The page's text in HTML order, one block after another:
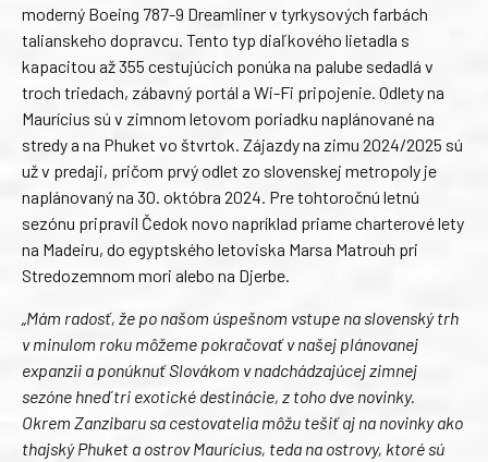
moderný Boeing 787-9 Dreamliner v tyrkysových farbách
talianskeho dopravcu. Tento typ diaľkového lietadla s
kapacitou až 355 cestujúcich ponúka na palube sedadlá v
troch triedach, zábavný portál a Wi-Fi pripojenie. Odlety na
Maurícius sú v zimnom letovom poriadku naplánované na
stredy a na Phuket vo štvrtok. Zájazdy na zimu 2024/2025 sú
už v predaji, pričom prvý odlet zo slovenskej metropoly je
naplánovaný na 30. októbra 2024. Pre tohtoročnú letnú
sezónu pripravil Čedok novo napríklad priame charterové lety
na Madeiru, do egyptského letoviska Marsa Matrouh pri
Stredozemnom mori alebo na Djerbe.
„Mám radosť, že po našom úspešnom vstupe na slovenský trh
v minulom roku môžeme pokračovať v našej plánovanej
expanzii a ponúknuť Slovákom v nadchádzajúcej zimnej
sezóne hneď tri exotické destinácie, z toho dve novinky.
Okrem Zanzibaru sa cestovatelia môžu tešiť aj na novinky ako
thajský Phuket a ostrov Maurícius, teda na ostrovy, ktoré sú